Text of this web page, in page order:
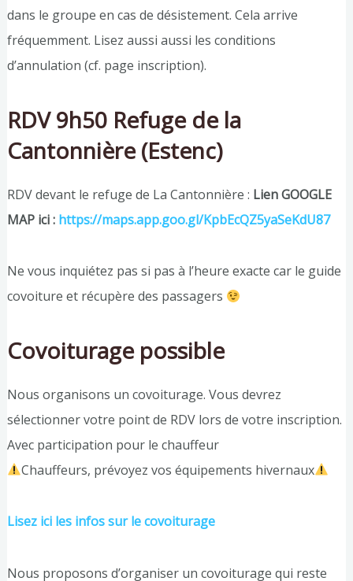
dans le groupe en cas de désistement. Cela arrive
fréquemment. Lisez aussi aussi les conditions
d’annulation (cf. page inscription).
RDV 9h50 Refuge de la
Cantonnière (Estenc)
RDV devant le refuge de La Cantonnière : Lien GOOGLE
MAP ici : https://maps.app.goo.gl/KpbEcQZ5yaSeKdU87
Ne vous inquiétez pas si pas à l’heure exacte car le guide
covoiture et récupère des passagers
Covoiturage possible
Nous organisons un covoiturage. Vous devrez
sélectionner votre point de RDV lors de votre inscription.
Avec participation pour le chauffeur
Chauffeurs, prévoyez vos équipements hivernaux
Lisez ici les infos sur le covoiturage
Nous proposons d’organiser un covoiturage qui reste